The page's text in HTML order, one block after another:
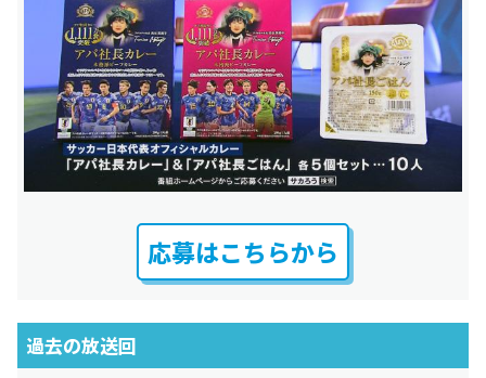
応募はこちらから
過去の放送回